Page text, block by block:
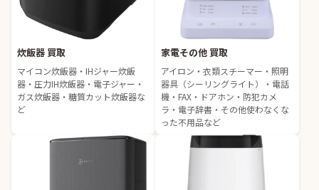
炊飯器 買取
マイコン炊飯器・IHジャー炊飯
器・圧力IH炊飯器・電子ジャー・
ガス炊飯器・糖質カット炊飯器な
ど
家電その他 買取
アイロン・衣類スチーマー・照明
器具（シーリングライト）・電話
機・FAX・ドアホン・防犯カメ
ラ・電子辞書・その他使わなくな
った不用品など